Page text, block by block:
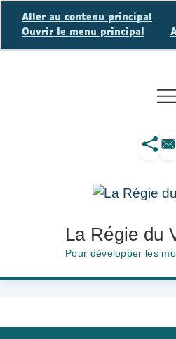
Aller au contenu principal
Ouvrir le menu principal
La Régie du
Pour développer les